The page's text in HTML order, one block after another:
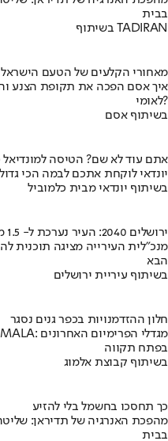
בבית
בשיתוף TADIRAN
מאחורי הקלעים של הטעם
לאומי?
בשיתוף אסם
אתם עוד לא שם? הטיסה למונדיאל
יונדאי לוקחת אתכם לבמה הכי
בשיתוף יונדאי מבית כלמוביל
ירושלים 2040: העיר נערכת ל- 1.5 מליון תושבים
מנכ"לית העירייה מציגה תוכנית
הבא
בשיתוף עיריית ירושלים
חלון ההזדמנויות בכפר גנים נסגר
בפתח תקווה
בשיתוף קבוצת אלמוג
כך תחסכו בחשמל בלי להזיע
מהפכת האנרגיה של תדיראן:
בבית